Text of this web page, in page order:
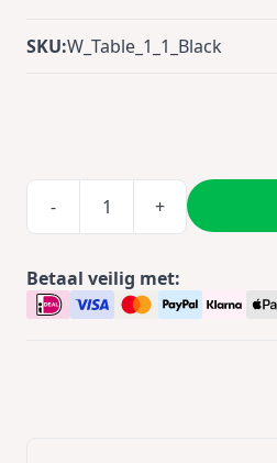
SKU:W_Table_1_1_Black
- +
Betaal veilig met: